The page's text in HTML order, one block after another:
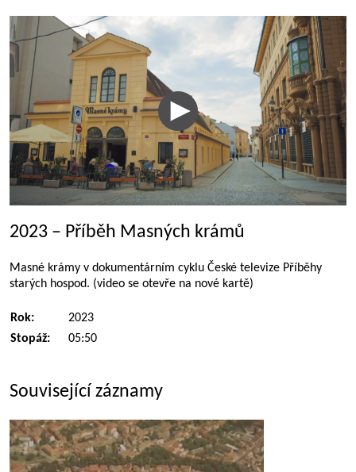
2023 – Příběh Masných krámů
Masné krámy v dokumentárním cyklu České televize Příběhy
starých hospod. (video se otevře na nové kartě)
Rok:
2023
Stopáž:
05:50
Související záznamy